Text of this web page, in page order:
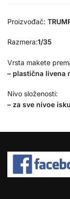
Proizvođač:
Razmera:1/35
Vrsta makete
– plastična livena
Nivo složenosti:
– za sve nivoe